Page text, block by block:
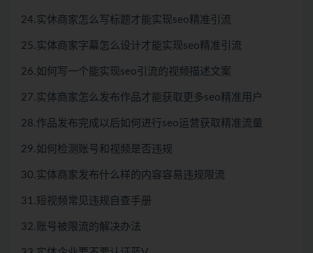
24.实休商家怎么写标题才能实现seo精准引流
25.实体商家字幕怎么设计才能实现seo精准引流
26.如何写一个能实现seo引流的视频描述文案
27.实体商家怎么发布作品才能获取更多seo精准用户
28.作品发布完成以后如何进行seo运营获取精准流量
29.如何检测账号和视频是否违规
30.实体商家发布什么样的内容容易违规限流
31.短视频常见违规自查手册
32.账号被限流的解决办法